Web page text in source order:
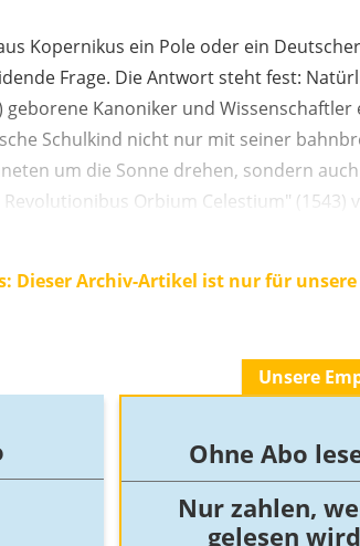
Kopernikus ein Pole oder ein
Frage. Die Antwort steht fest:
geborene Kanoniker und
Schulkind nicht nur mit seiner
um die Sonne drehen, sondern
Revolutionibus Orbium Celestium" (1543)
Dieser Archiv-Artikel ist nur für
Unsere
Ohne Abo
Nur zahlen,
gelesen wird